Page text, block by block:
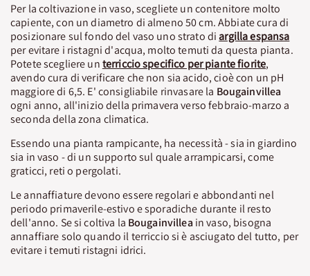
Per la coltivazione in vaso, scegliete un contenitore molto
capiente, con un diametro di almeno 50 cm. Abbiate cura di
posizionare sul fondo del vaso uno strato diargilla espansa
per evitare i ristagni d'acqua, molto temuti da questa pianta.
Potete scegliere unterriccio specifico per piante fiorite,
avendo cura di verificare che non sia acido, cioè con un pH
maggiore di 6,5. E' consigliabile rinvasare la Bougainvillea
ogni anno, all'inizio della primavera verso febbraio-marzo a
seconda della zona climatica.
Essendo una pianta rampicante, ha necessità - sia in giardino
sia in vaso - di un supporto sul quale arrampicarsi, come
graticci, reti o pergolati.
Le annaffiature devono essere regolari e abbondanti nel
periodo primaverile-estivo e sporadiche durante il resto
dell'anno. Se si coltiva la Bougainvillea in vaso, bisogna
annaffiare solo quando il terriccio si è asciugato del tutto, per
evitare i temuti ristagni idrici.